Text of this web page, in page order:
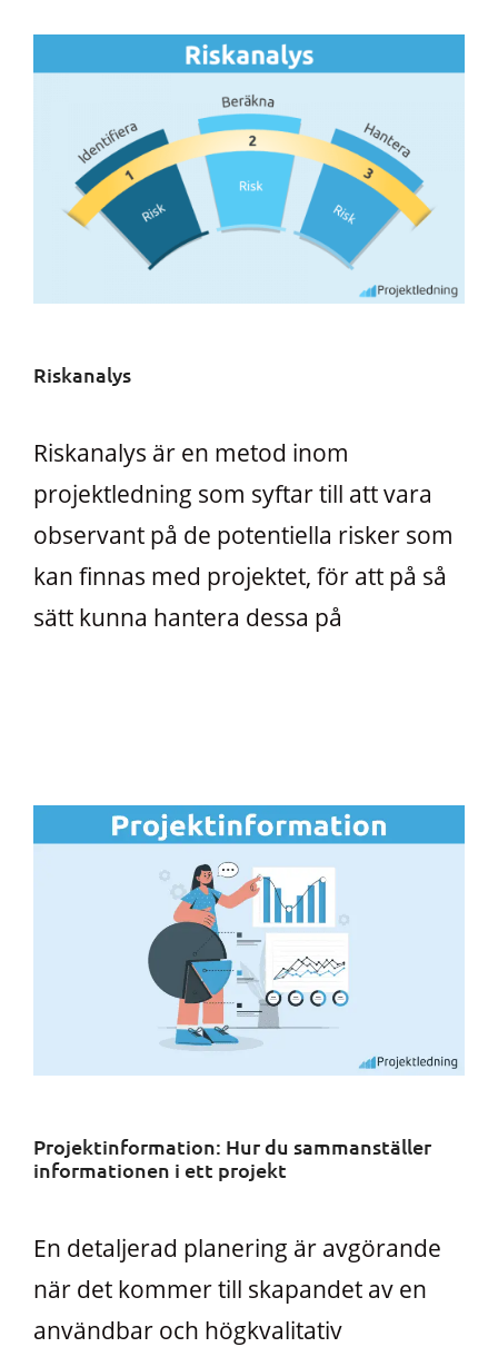
Riskanalys
Riskanalys är en metod inom
projektledning som syftar till att vara
observant på de potentiella risker som
kan finnas med projektet, för att på så
sätt kunna hantera dessa på
Projektinformation: Hur du sammanställer
informationen i ett projekt
En detaljerad planering är avgörande
när det kommer till skapandet av en
användbar och högkvalitativ